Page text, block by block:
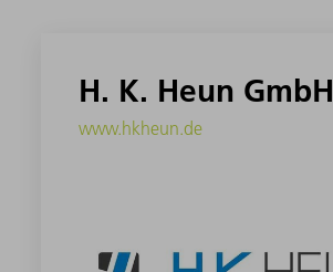
H. K. Heun GmbH
www.hkheun.de